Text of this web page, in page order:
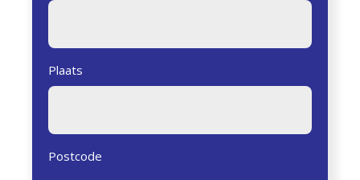
Plaats
Postcode